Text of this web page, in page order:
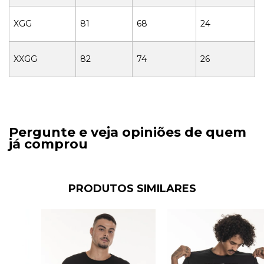
XGG 81 68 24
XXGG 82 74 26
Pergunte e veja opiniões de quem
já comprou
PRODUTOS SIMILARES